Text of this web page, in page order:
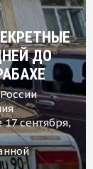
ДО
сентября,